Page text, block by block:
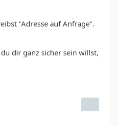
"Adresse auf Anfrage".
dir ganz sicher sein willst,